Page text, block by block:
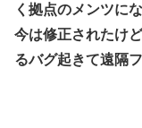
く拠点のメンツに
今は修正されたけ
るバグ起きて遠隔